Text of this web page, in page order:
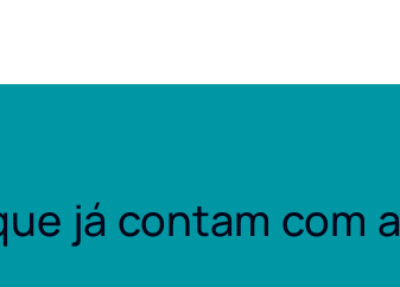
já contam com